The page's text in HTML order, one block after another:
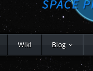
Wiki Blog